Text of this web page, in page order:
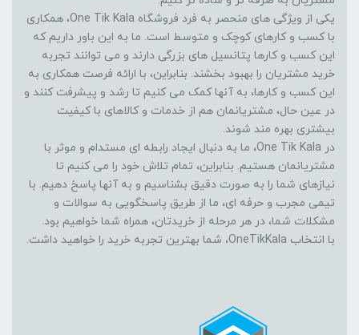
یکی از ویژگی های منحصر به فرد فروشگاه One Tik Kala، همکاری
با کسب و کارهای کوچک و متوسط است. ما به این باور داریم که
این کسب و کارها پتانسیل های بزرگی دارند و می توانند تجربه
خرید مشتریان را بهبود بخشند. بنابراین، با ارائه فرصت همکاری به
این کسب و کارها، به آنها کمک می کنیم تا رشد و پیشرفت کنند و
در عین حال، مشتریانمان هم از خدمات و کالاهای با کیفیت
بیشتری بهره مند شوند.
در One Tik Kala، ما به دنبال ایجاد رابطه ای مستدام و موثر با
مشتریانمان هستیم. بنابراین، تمام تلاش خود را می کنیم تا
نیازهای شما را به صورت دقیق بشناسیم و به آنها پاسخ دهیم. با
تیمی مجرب و حرفه ای، ما از طریق پاسخگویی به سوالات و
مشکلات شما، در هر مرحله از خریدتان، همراه شما خواهیم بود.
با انتخاب OneTikKala، شما بهترین تجربه خرید را خواهید داشت.